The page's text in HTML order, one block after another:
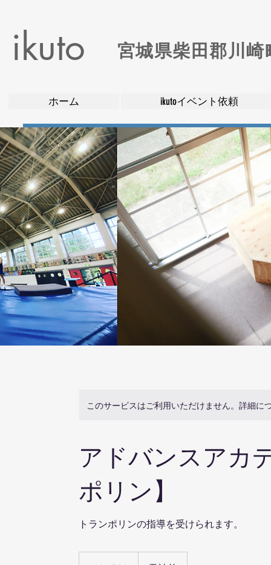
ikuto 宮城県柴田郡川
ホーム ikutoイベント依頼
このサービスはご利用いただけません。詳細に
アドバンスアカ
ポリン】
トランポリンの指導を受けられます。